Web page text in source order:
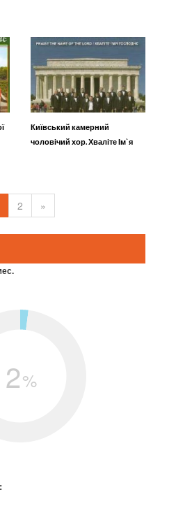
Київський камерний
чоловічий хор. Хваліте Ім`я
2 »
2%